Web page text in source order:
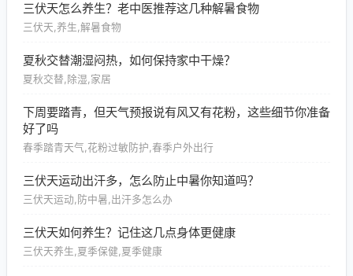
三伏天怎么养生？老中医推荐这几种解暑食物
三伏天,养生,解暑食物
夏秋交替潮湿闷热，如何保持家中干燥？
夏秋交替,除湿,家居
下周要踏青，但天气预报说有风又有花粉，这些细节你准备
好了吗
春季踏青天气,花粉过敏防护,春季户外出行
三伏天运动出汗多，怎么防止中暑你知道吗？
三伏天运动,防中暑,出汗多怎么办
三伏天如何养生？记住这几点身体更健康
三伏天养生,夏季保健,夏季健康